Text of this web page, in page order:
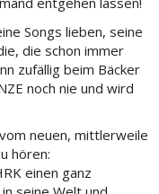
Songs lieben, seine
die schon immer
zufällig beim Bäcker
noch nie und wird
neuen, mittlerweile
hören:
einen ganz